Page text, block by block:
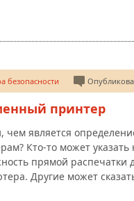
безопасности
принтер
чем является
Кто-то может указать
прямой распечатки
Другие может